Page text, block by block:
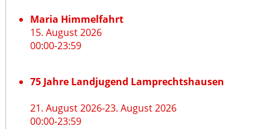
Maria Himmelfahrt
15. August 2026
00:00-23:59
75 Jahre Landjugend Lamprechtshausen
21. August 2026-23. August 2026
00:00-23:59